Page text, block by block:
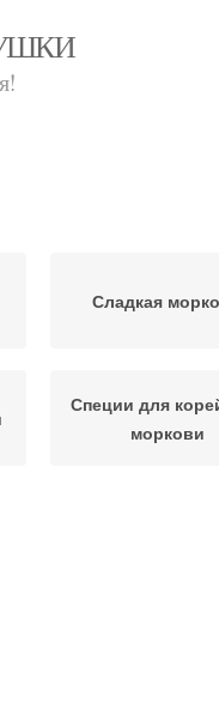
Сладкая
Специи для
моркови